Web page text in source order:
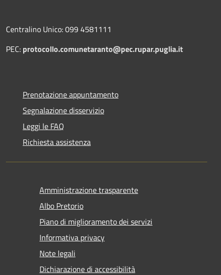
Centralino Unico: 099 4581111
PEC: protocollo.comunetaranto@pec.rupar.puglia.it
Prenotazione appuntamento
Segnalazione disservizio
Leggi le FAQ
Richiesta assistenza
Amministrazione trasparente
Albo Pretorio
Piano di miglioramento dei servizi
Informativa privacy
Note legali
Dichiarazione di accessibilità